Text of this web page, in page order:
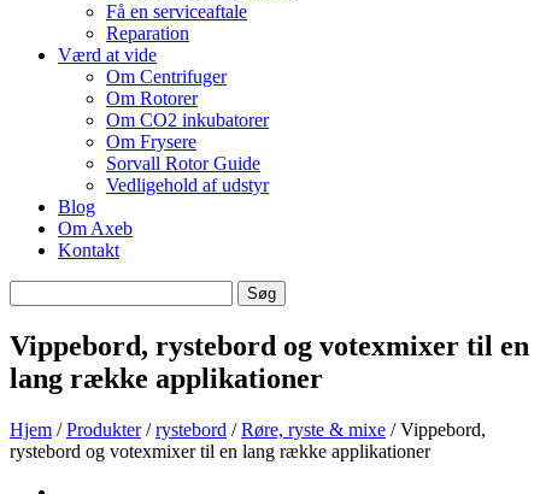
Få en serviceaftale
Reparation
Værd at vide
Om Centrifuger
Om Rotorer
Om CO2 inkubatorer
Om Frysere
Sorvall Rotor Guide
Vedligehold af udstyr
Blog
Om Axeb
Kontakt
efter
Søg
Vippebord, rystebord og votexmixer til en
lang række applikationer
Hjem /Produkter/rystebord /Røre, ryste & mixe / Vippebord,
rystebord og votexmixer til en lang række applikationer